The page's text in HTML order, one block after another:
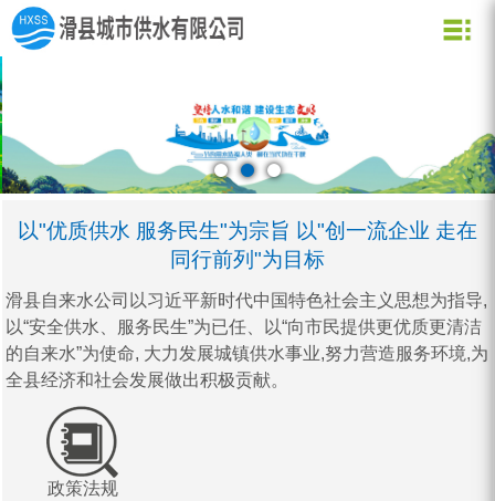
企业理念
创新理念
营业网点
水质信息
用水小常识
以"优质供水 服务民生"为宗旨 以"创一流企业 走在
同行前列"为目标
滑县自来水公司以习近平新时代中国特色社会主义思想为指导,
以“安全供水、服务民生”为已任、以“向市民提供更优质更清洁
的自来水”为使命, 大力发展城镇供水事业,努力营造服务环境,为
全县经济和社会发展做出积极贡献。
政策法规